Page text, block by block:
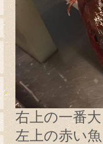
右上の一番
左上の赤い